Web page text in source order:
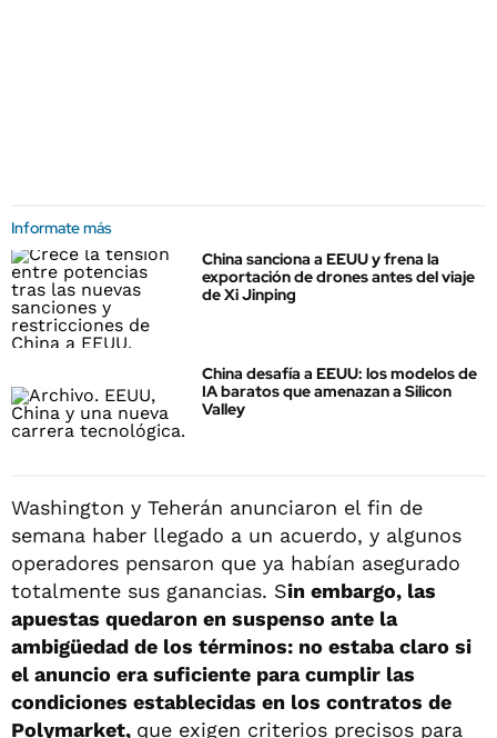
Informate más
China sanciona a EEUU y frena la
exportación de drones antes del viaje
de Xi Jinping
China desafía a EEUU: los modelos de
IA baratos que amenazan a Silicon
Valley
Washington y Teherán anunciaron el fin de
semana haber llegado a un acuerdo, y algunos
operadores pensaron que ya habían asegurado
totalmente sus ganancias. Sin embargo, las
apuestas quedaron en suspenso ante la
ambigüedad de los términos: no estaba claro si
el anuncio era suficiente para cumplir las
condiciones establecidas en los contratos de
Polymarket, que exigen criterios precisos para